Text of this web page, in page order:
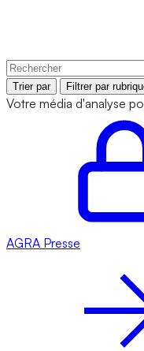
Trier par Filtrer par
Votre média d'analyse
AGRA Presse